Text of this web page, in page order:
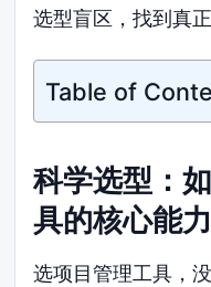
选型盲区，找到真
Table of
科学选型：
具的核心能
选项目管理工具，